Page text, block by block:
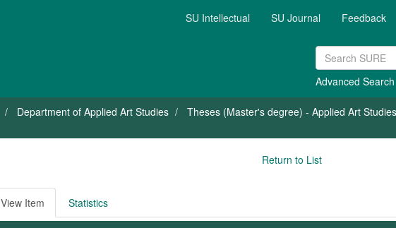
SU Intellectual SU Journal Feedback
Advanced Search
Department of Applied Art Studies
Theses (Master's degree) - Applied Art
Return to List
View Item Statistics